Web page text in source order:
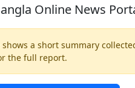
Online News
shows a short summary
the full report.